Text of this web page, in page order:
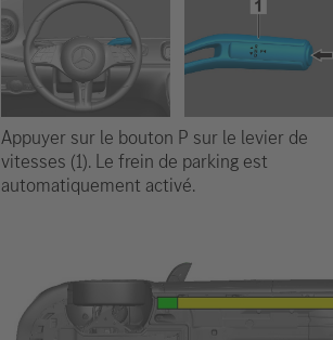
Appuyer sur le bouton P sur le levier de
vitesses (1). Le frein de parking est
automatiquement activé.